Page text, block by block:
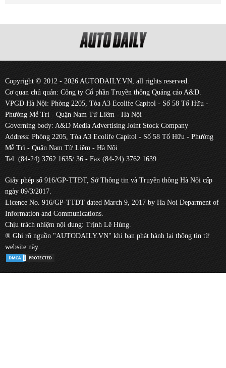
Copyright © 2012 - 2026 AUTODAILY.VN, all rights reserved.
Cơ quan chủ quản: Công ty Cổ phần Truyền thông Quảng cáo A&D.
VPGD Hà Nội: Phòng 2205, Tòa A3 Ecolife Capitol - Số 58 Tố Hữu -
Phường Mễ Trì - Quận Nam Từ Liêm - Hà Nội
Governing body: A&D Media Advertising Joint Stock Company
Address: Phòng 2205, Tòa A3 Ecolife Capitol - Số 58 Tố Hữu - Phường
Mễ Trì - Quận Nam Từ Liêm - Hà Nội
Tel: (84-24) 3762 1635/ 36 - Fax:(84-24) 3762 1639.
Giấy phép số 916/GP-TTĐT, Sở Thông tin và Truyền thông Hà Nội cấp
ngày 09/3/2017.
Licence No. 916/GP-TTĐT dated March 9, 2017 by Ha Noi Deparment of
Information and Communications.
Chịu trách nhiệm nội dung: Trịnh Lê Hùng.
® Ghi rõ nguồn "AUTODAILY.VN" khi bạn phát hành lại thông tin từ
website này.